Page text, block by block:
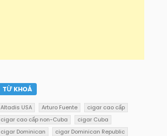
TỪ KHOÁ
Altadis USA Arturo Fuente
cigar cao cấp
cigar cao cấp non-Cuba
cigar Cuba
cigar Dominican
cigar Dominican Republic